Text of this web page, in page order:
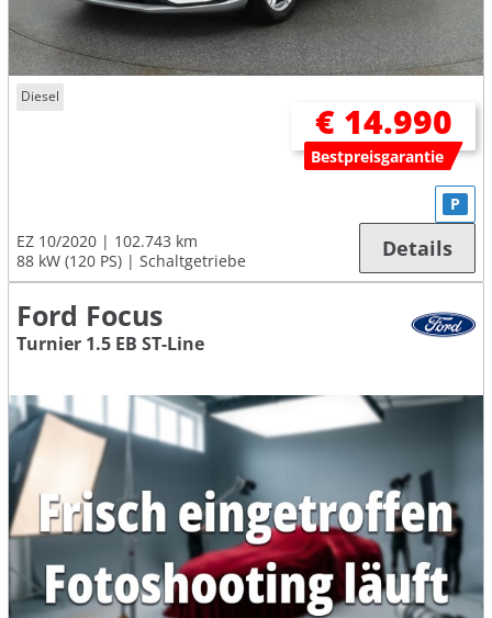
Diesel
€ 14.990
Bestpreisgarantie
EZ 10/2020
102.743 km
88 kW (120 PS)
Schaltgetriebe
P
Details
Ford Focus
Turnier 1.5 EB ST-Line